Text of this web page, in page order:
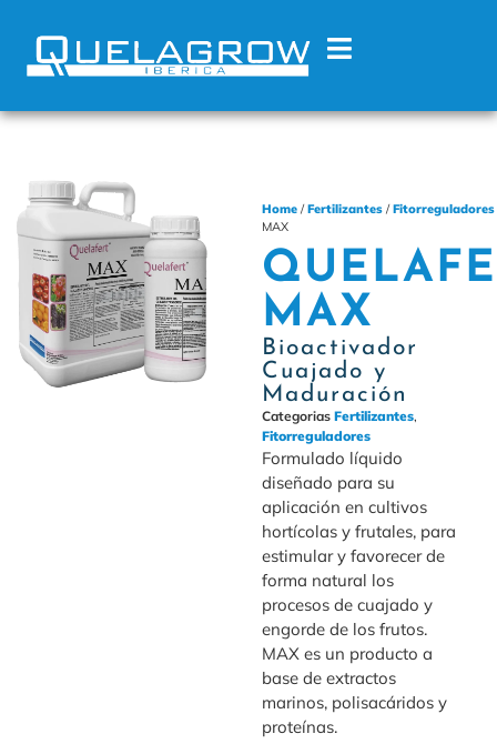
Home /Fertilizantes /Fitorreguladores
MAX
MAX
Bioactivador
Cuajado y
Maduración
Categorias Fertilizantes,
Fitorreguladores
Formulado líquido
diseñado para su
aplicación en cultivos
hortícolas y frutales, para
estimular y favorecer de
forma natural los
procesos de cuajado y
engorde de los frutos.
MAX es un producto a
base de extractos
marinos, polisacáridos y
proteínas.